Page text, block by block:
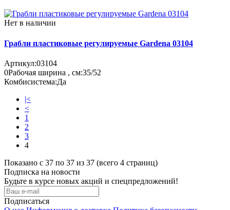
Нет в наличии
Грабли пластиковые регулируемые Gardena 03104
Артикул:03104
0Рабочая ширина , см:35/52
Комбисистема:Да
|<
<
1
2
3
4
Показано с 37 по 37 из 37 (всего 4 страниц)
Подписка на новости
Будьте в курсе новых акций и спецпредложений!
Подписаться